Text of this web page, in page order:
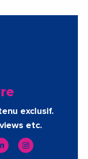
exclusif.
etc.